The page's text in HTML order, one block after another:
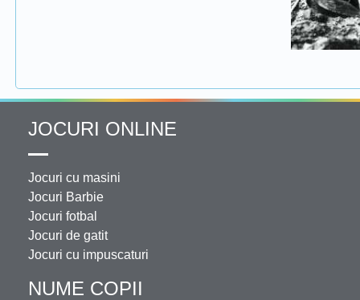
JOCURI ONLINE
Jocuri cu masini
Jocuri Barbie
Jocuri fotbal
Jocuri de gatit
Jocuri cu impuscaturi
NUME COPII